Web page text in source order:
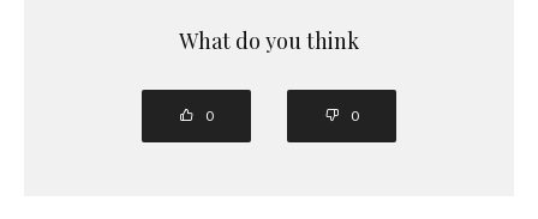
What do you think
0 0